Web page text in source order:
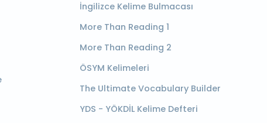
İngilizce Kelime Bulmacası
More Than Reading 1
More Than Reading 2
ÖSYM Kelimeleri
The Ultimate Vocabulary Builder
YDS - YÖKDİL Kelime Defteri